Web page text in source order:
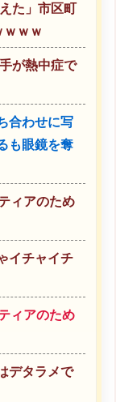
た」市区町
ｗｗ
が熱中症で
合わせに写
も眼鏡を奪
ィアのため
イチャイチ
ィアのため
デタラメで